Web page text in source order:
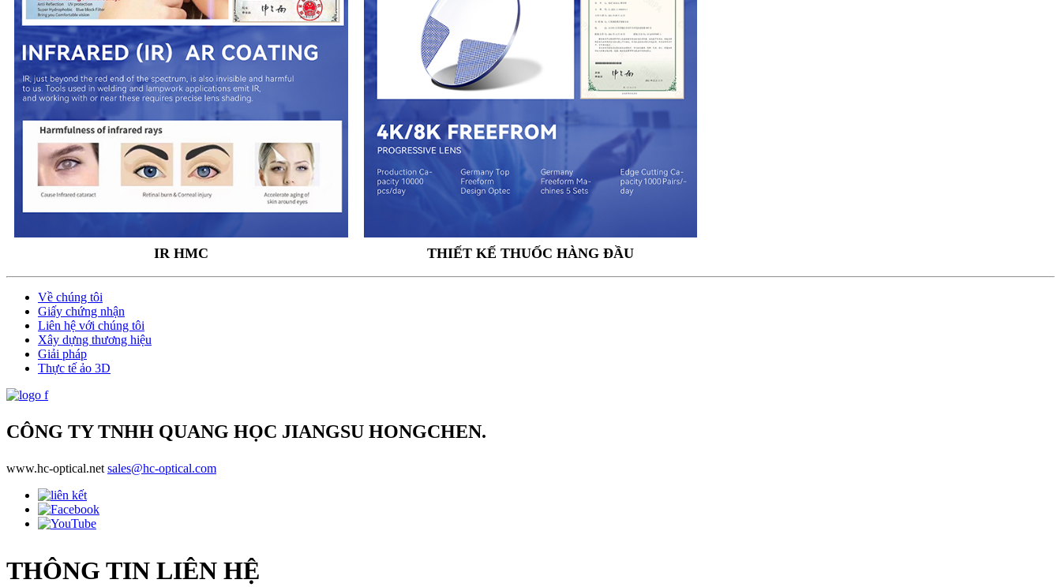
IR HMC THIẾT KẾ THUỐC HÀNG ĐẦU
Về chúng tôi
Giấy chứng nhận
Liên hệ với chúng tôi
Xây dựng thương hiệu
Giải pháp
Thực tế ảo 3D
CÔNG TY TNHH QUANG HỌC JIANGSU HONGCHEN.
www.hc-optical.net sales@hc-optical.com
THÔNG TIN LIÊN HỆ